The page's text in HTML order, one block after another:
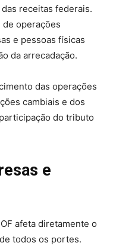
receitas federais.
operações
e pessoas físicas
da arrecadação.
das operações
cambiais e dos
do tributo
e
afeta diretamente o
todos os portes.